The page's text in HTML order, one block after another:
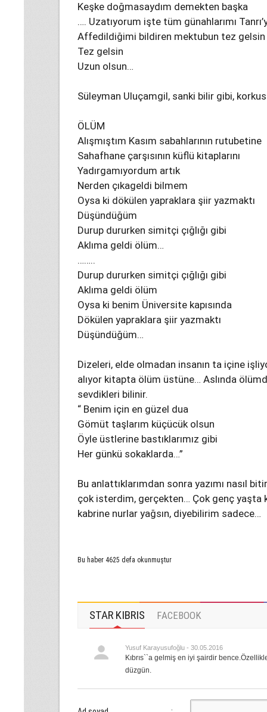
Keşke doğmasaydım demekten başka
…. Uzatıyorum işte tüm günahlarımı
Affedildiğimi bildiren mektubun tez gelsin
Tez gelsin
Uzun olsun…
Süleyman Uluçamgil, sanki bilir gibi,
ÖLÜM
Alışmıştım Kasım sabahlarının rutubetine
Sahafhane çarşısının küflü kitaplarını
Yadırgamıyordum artık
Nerden çıkageldi bilmem
Oysa ki dökülen yapraklara şiir yazmaktı
Düşündüğüm
Durup dururken simitçi çığlığı gibi
Aklıma geldi ölüm…
……..
Durup dururken simitçi çığlığı gibi
Aklıma geldi ölüm
Oysa ki benim Üniversite kapısında
Dökülen yapraklara şiir yazmaktı
Düşündüğüm…
Dizeleri, elde olmadan insanın ta içine
alıyor kitapta ölüm üstüne… Aslında
sevdikleri bilinir.
“ Benim için en güzel dua
Gömüt taşlarım küçücük olsun
Öyle üstlerine bastıklarımız gibi
Her günkü sokaklarda…”
Bu anlattıklarımdan sonra yazımı nasıl
çok isterdim, gerçekten… Çok genç yaşta
kabrine nurlar yağsın, diyebilirim sadece…
Bu haber 4625 defa okunmuştur
STAR KIBRIS FACEBOOK
Yusuf Karayusufoğlu - 30.05.2016
Kıbrıs``a gelmiş en iyi şairdir
düzgün.